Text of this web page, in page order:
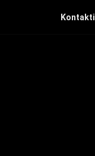
Kontakti